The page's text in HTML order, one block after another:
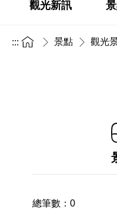
觀光新訊
::: 景點 觀光
總筆數： 0